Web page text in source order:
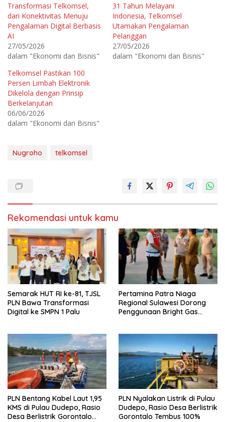
b
e
r
b
a
i
p
a
d
T
w
i
t
t
e
r
(
M
e
k
a
l
y
a
n
g
b
a
r
u
)
m
e
m
b
a
a
n
i
F
a
c
e
b
o
k
(
d
l
a
y
a
n
g
b
a
r
u
)
Transformasi Telkomsel,
dari Konektivitas Menuju
Pengalaman Digital Berbasis
AI
27/05/2026
dalam "Ekonomi dan Bisnis"
31 Tahun Melayani
Indonesia, Telkomsel
Utamakan Pengalaman
Pelanggan
27/05/2026
dalam "Ekonomi dan Bisnis"
Telkomsel Pastikan 100
Persen Limbah Elektronik
Dikelola dengan Prinsip
Berkelanjutan
06/06/2026
dalam "Ekonomi dan Bisnis"
Nugroho telkomsel
Rekomendasi untuk kamu
Semarak HUT RI ke-81, TJSL
PLN Bawa Transformasi
Digital ke SMPN 1 Palu
Pertamina Patra Niaga
Regional Sulawesi Dorong
Penggunaan Bright Gas
PLN Bentang Kabel Laut 1,95
KMS di Pulau Dudepo, Rasio
Desa Berlistrik Gorontalo
PLN Nyalakan Listrik di Pulau
Dudepo, Rasio Desa Berlistrik
Gorontalo Tembus 100%